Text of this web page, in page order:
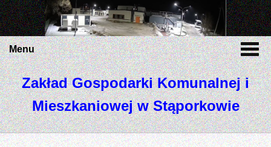
Menu
Zakład Gospodarki Komunalnej i
Mieszkaniowej w Stąporkowie